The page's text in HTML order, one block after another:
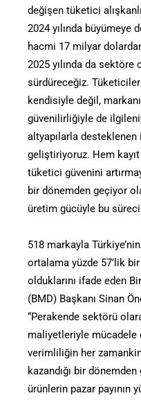
değişen tüketici
2024 yılında büyümeye
hacmi 17 milyar
2025 yılında da sektöre
sürdüreceğiz. Tüketiciler
kendisiyle değil,
güvenilirliğiyle de
altyapılarla
geliştiriyoruz. Hem kayıt
tüketici güvenini
bir dönemden geçiyor
üretim gücüyle bu süreci
518 markayla
ortalama yüzde 57’lik
olduklarını ifade eden
(BMD) Başkanı Sinan
“Perakende sektörü
maliyetleriyle mücadele
verimliliğin her
kazandığı bir
ürünlerin pazar payının